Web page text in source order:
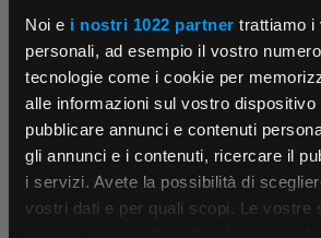
Noi e i nostri 1022 partner trattiamo i
personali, ad esempio il vostro
tecnologie come i cookie per
alle informazioni sul vostro dispositivo
pubblicare annunci e contenuti
gli annunci e i contenuti, ricercare il
i servizi. Avete la possibilità di
vostri dati e per quali scopi. Le vostre
Contattaci
Parla con il customer care dedicato
Fissa
Ti